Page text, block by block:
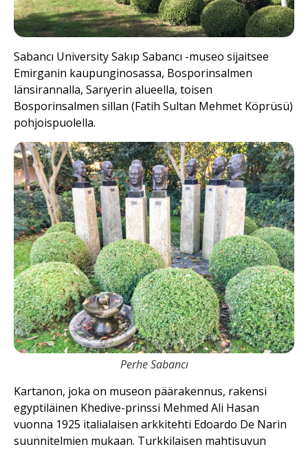
Sabancı University Sakıp Sabancı -museo sijaitsee
Emirganin kaupunginosassa, Bosporinsalmen
länsirannalla, Sarıyerin alueella, toisen
Bosporinsalmen sillan (Fatih Sultan Mehmet Köprüsü)
pohjoispuolella.
Perhe Sabancı
Kartanon, joka on museon päärakennus, rakensi
egyptiläinen Khedive-prinssi Mehmed Ali Hasan
vuonna 1925 italialaisen arkkitehti Edoardo De Narin
suunnitelmien mukaan. Turkkilaisen mahtisuvun